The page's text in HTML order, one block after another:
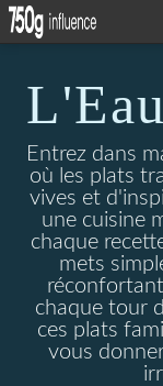
Entrez dans
où les plats
vives et
une cuisine
chaque
mets
chaque tour
ces plats
vous